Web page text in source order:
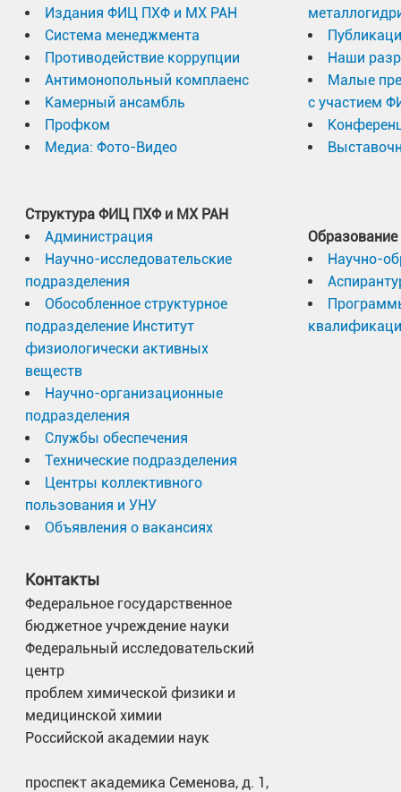
Издания ФИЦ ПХФ и МХ РАН
Система менеджмента
Противодействие коррупции
Антимонопольный комплаенс
Камерный ансамбль
Профком
Медиа: Фото-Видео
Структура ФИЦ ПХФ и МХ РАН
Администрация
Научно-исследовательские
подразделения
Обособленное структурное
подразделение Институт
физиологически активных
веществ
Научно-организационные
подразделения
Службы обеспечения
Технические подразделения
Центры коллективного
пользования и УНУ
Объявления о вакансиях
Наши
Малые
с участием
Образование
Научно-
Контакты
Федеральное государственное
бюджетное учреждение науки
Федеральный исследовательский
центр
проблем химической физики и
медицинской химии
Российской академии наук
проспект академика Семенова, д. 1,